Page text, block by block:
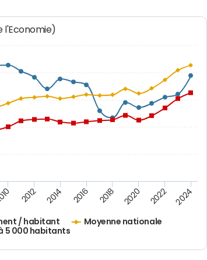
l'Economie)
/ habitant
Moyenne nationale
5 000 habitants
2012 2014 2016 2018 2020 2022 2024